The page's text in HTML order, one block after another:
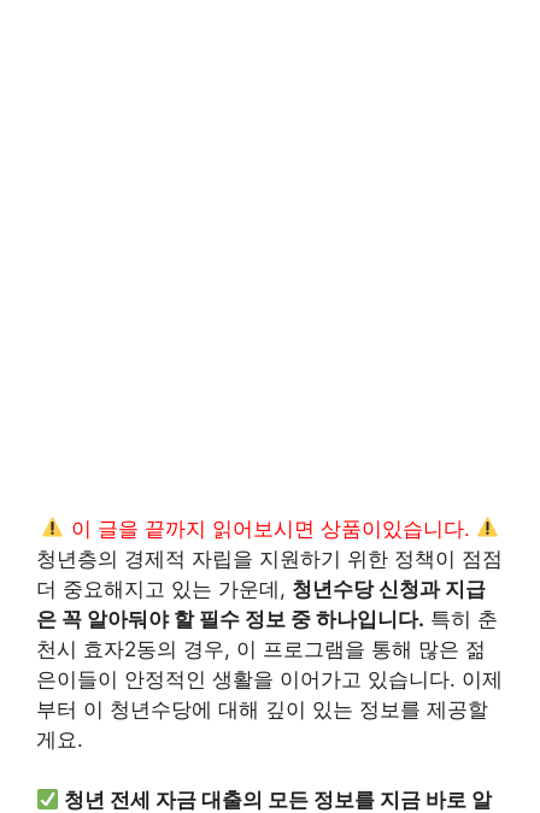
이 글을 끝까지 읽어보시면 상품이있습니다.
청년층의 경제적 자립을 지원하기 위한 정책이 점점
더 중요해지고 있는 가운데, 청년수당 신청과 지급
은 꼭 알아둬야 할 필수 정보 중 하나입니다. 특히 춘
천시 효자2동의 경우, 이 프로그램을 통해 많은 젊
은이들이 안정적인 생활을 이어가고 있습니다. 이제
부터 이 청년수당에 대해 깊이 있는 정보를 제공할
게요.
청년 전세 자금 대출의 모든 정보를 지금 바로 알